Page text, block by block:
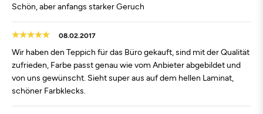
Schön, aber anfangs starker Geruch
08.02.2017
Wir haben den Teppich für das Büro gekauft, sind mit der Qualität
zufrieden, Farbe passt genau wie vom Anbieter abgebildet und
von uns gewünscht. Sieht super aus auf dem hellen Laminat,
schöner Farbklecks.